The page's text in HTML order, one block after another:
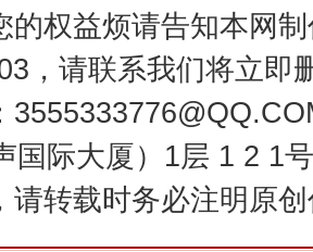
的权益烦请告知本网
，请联系我们将立即
国际大厦）1层 1 2 1
请转载时务必注明原
中谋全局